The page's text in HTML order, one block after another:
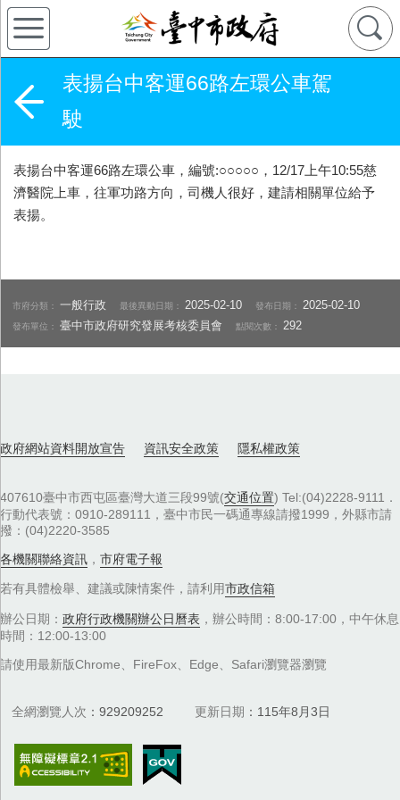
表揚台中客運66路左環公車駕
駛
表揚台中客運66路左環公車，編號:○○○○○，12/17上午10:55慈
濟醫院上車，往軍功路方向，司機人很好，建請相關單位給予
表揚。
市府分類：一般行政 最後異動日期： 2025-02-10 發布日期： 2025-02-10
發布單位：臺中市政府研究發展考核委員會 點閱次數： 292
政府網站資料開放宣告 資訊安全政策 隱私權政策
407610臺中市西屯區臺灣大道三段99號(交通位置) Tel:(04)2228-9111．
行動代表號：0910-289111，臺中市民一碼通專線請撥1999，外縣市請
撥：(04)2220-3585
各機關聯絡資訊 ， 市府電子報
若有具體檢舉、建議或陳情案件，請利用市政信箱
辦公日期： 政府行政機關辦公日曆表 ，辦公時間：8:00-17:00，中午休息
時間：12:00-13:00
請使用最新版Chrome、FireFox、Edge、Safari瀏覽器瀏覽
全網瀏覽人次 929209252 更新日期 115年8月3日